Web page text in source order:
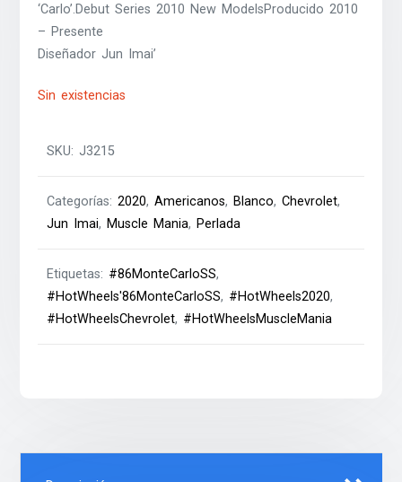
‘Carlo’.Debut Series 2010 New ModelsProducido 2010
– Presente
Diseñador Jun Imai’
Sin existencias
SKU:J3215
Categorías:2020,Americanos, Blanco,Chevrolet,
Jun Imai, Muscle Mania, Perlada
Etiquetas: #86MonteCarloSS,
#HotWheels'86MonteCarloSS, #HotWheels2020,
#HotWheelsChevrolet, #HotWheelsMuscleMania